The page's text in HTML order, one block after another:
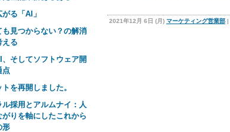
る「AI」
も見つからない？の解消
える
、そしてソフトウェア開
点
を再開しました。
ル採用とアルムナイ：人
がりを軸にしたこれから
形
2021年12月 6日 (月) マーケティング営業部 |